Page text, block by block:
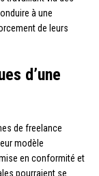
à une
de leurs
d’une
de freelance
modèle
en conformité et
pourraient se